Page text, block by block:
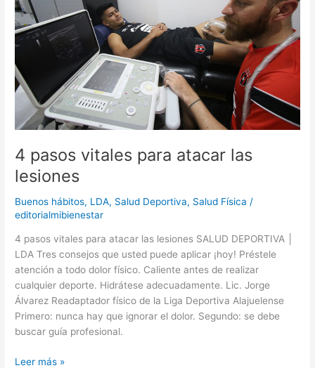
4 pasos vitales para atacar las
lesiones
Buenos hábitos, LDA, Salud Deportiva, Salud Física /
editorialmibienestar
4 pasos vitales para atacar las lesiones SALUD DEPORTIVA │
LDA Tres consejos que usted puede aplicar ¡hoy! Préstele
atención a todo dolor físico. Caliente antes de realizar
cualquier deporte. Hidrátese adecuadamente. Lic. Jorge
Álvarez Readaptador físico de la Liga Deportiva Alajuelense
Primero: nunca hay que ignorar el dolor. Segundo: se debe
buscar guía profesional.
atacar
las
lesiones
Leer más »